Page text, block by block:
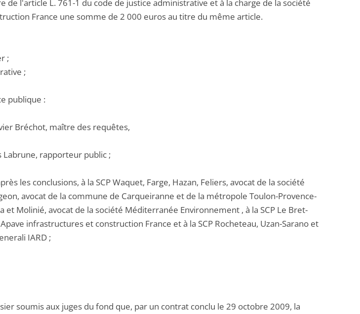
de l'article L. 761-1 du code de justice administrative et à la charge de la société
France une somme de 2 000 euros au titre du même article.
;
;
publique :
Bréchot, maître des requêtes,
Labrune, rapporteur public ;
les conclusions, à la SCP Waquet, Farge, Hazan, Feliers, avocat de la société
avocat de la commune de Carqueiranne et de la métropole Toulon-Provence-
et Molinié, avocat de la société Méditerranée Environnement , à la SCP Le Bret-
infrastructures et construction France et à la SCP Rocheteau, Uzan-Sarano et
IARD ;
soumis aux juges du fond que, par un contrat conclu le 29 octobre 2009, la